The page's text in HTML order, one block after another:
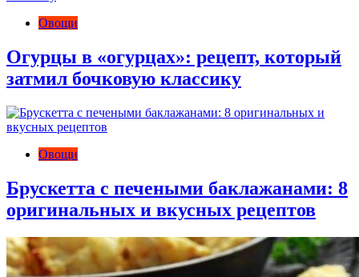
Овощи
Огурцы в «огурцах»: рецепт, который
затмил бочковую классику
Овощи
Брускетта с печеными баклажанами: 8
оригинальных и вкусных рецептов